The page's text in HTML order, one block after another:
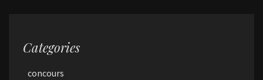
Categories
concours